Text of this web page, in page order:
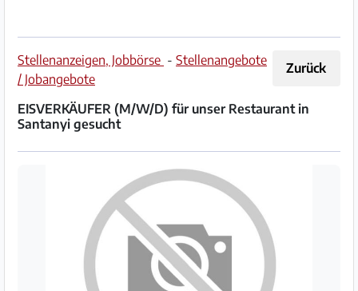
Hilfe
&
Zurück
Stellenanzeigen, Jobbörse - Stellenangebote
/ Jobangebote
EISVERKÄUFER (M/W/D) für unser Restaurant in
Santanyi gesucht